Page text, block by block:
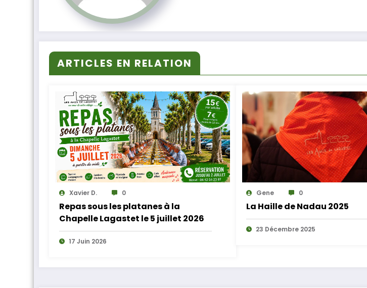
ARTICLES EN RELATION
Xavier D. 0
Repas sous les platanes à la
Chapelle Lagastet le 5 juillet 2026
17 Juin 2026
Gene 0
La Haille de Nadau 2025
23 Décembre 2025